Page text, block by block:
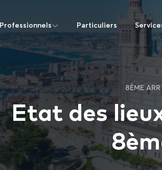
Professionnels Particuliers
8ÈME ARR
Etat des